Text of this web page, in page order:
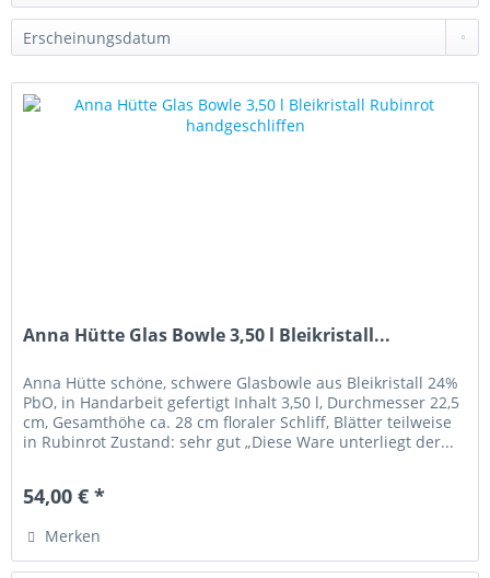
Anna Hütte Glas Bowle 3,50 l Bleikristall...
Anna Hütte schöne, schwere Glasbowle aus Bleikristall 24%
PbO, in Handarbeit gefertigt Inhalt 3,50 l, Durchmesser 22,5
cm, Gesamthöhe ca. 28 cm floraler Schliff, Blätter teilweise
in Rubinrot Zustand: sehr gut „Diese Ware unterliegt der...
54,00 € *
Merken